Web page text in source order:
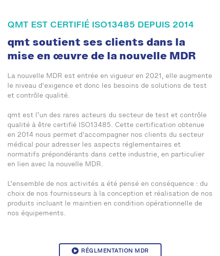
QMT EST CERTIFIÉ ISO13485 DEPUIS 2014
qmt soutient ses clients dans la
mise en œuvre de la nouvelle MDR
La nouvelle MDR est entrée en vigueur en 2021, elle augmente
le niveau d'exigence et donc les besoins de solutions de test
et contrôle qualité.
qmt est l’un des rares acteurs du secteur de test et contrôle
qualité à être certifié ISO13485. Cette certification obtenue
en 2014 nous permet d'accompagner nos clients du secteur
médical pour adresser les aspects réglementaires et
normatifs prépondérants dans cette industrie, en particulier
en lien avec la nouvelle MDR.
L’ensemble de nos activités a été pensé en conséquence : du
choix de nos fournisseurs à la conception et réalisation de nos
produits incluant le maintien en condition opérationnelle de
nos équipements.
RÉGLMENTATION MDR